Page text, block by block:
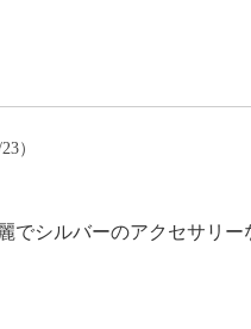
）
シルバーのアクセサリ